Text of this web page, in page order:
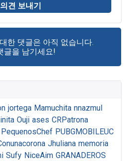
한 댓글은 아직 없습니다.
글을 남기세요!
jortega Mamuchita nnazmul
Ouji ases CRPatrona
PequenosChef PUBGMOBILEUC
Jhuliana memoria
Sufy NiceAim GRANADEROS